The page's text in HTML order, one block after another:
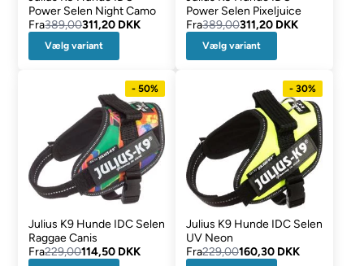
Power Selen Night Camo
Fra389,00311,20 DKK
Vælg variant
Power Selen Pixeljuice
Fra389,00311,20 DKK
Vælg variant
- 50%
Julius K9 Hunde IDC Selen
Raggae Canis
Fra229,00114,50 DKK
- 30%
Julius K9 Hunde IDC Selen
UV Neon
Fra229,00160,30 DKK